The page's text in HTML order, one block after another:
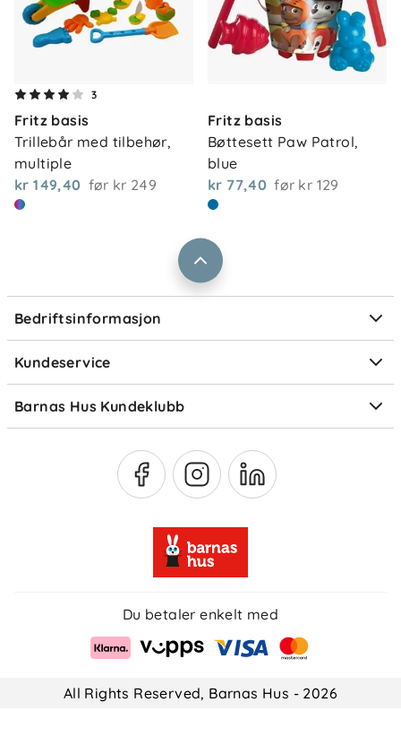
3
Fritz basis
Trillebår med tilbehør,
multiple
kr 149,40 før kr 249
Fritz basis
Bøttesett Paw Patrol,
blue
kr 77,40 før kr 129
Bedriftsinformasjon
Om oss
Våre butikker
Vårt samfunnsansvar
Jobbe i Barnas Hus
Størrelsesguider
Kundeservice
Kontakt oss
Frakt og levering
Retur og reklamasjon
Ofte stilte spørsmål
Om Klarna
Barnas Hus Kundeklubb
Medlemsvilkår
Du betaler enkelt med
All Rights Reserved, Barnas Hus - 2026